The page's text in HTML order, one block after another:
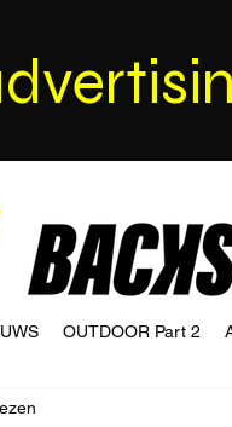
OUTDOOR Part 2